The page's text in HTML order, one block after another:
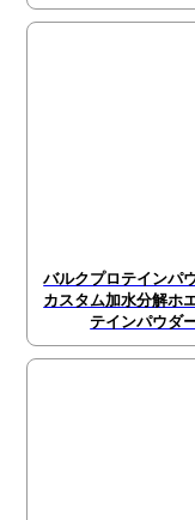
バルクプロテインパ
カスタム加水分解ホ
テインパウダ